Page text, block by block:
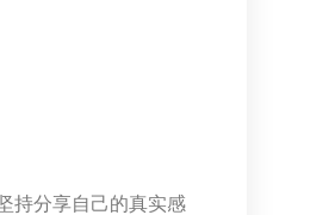
持分享自己的真实感